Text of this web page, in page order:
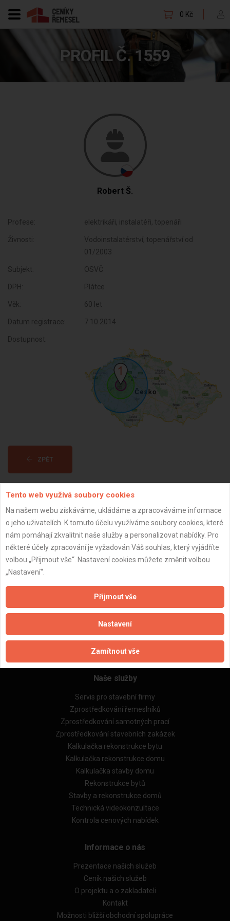
0 Kč
PROFIL Č. 1559
Robert Š.
Profese: elektrikáři, instalatéři, topenáři
Živnosti:
Vodoinstalatérství, topenářství od
01/2003
Subjekt: OSVČ
DPH: Plátce
Věk: 60 let
Datum registrace: 7.10.2014
Dostupnost:
ZPĚT
Aktualizováno z portálu ARES dne 01.12.2025 07:45:02
Důležité informace
Zásady pro používání souborů cookie
Obchodní podmínky (zprostředkování)
Obchodní podmínky (rozpočtování)
Reference
Naše excelové tabulky online
Naše služby
Servis pro stavební firmy
Zprostředkování řemeslníků
Zprostředkování samotných prací
Zprostředkování stavebních zakázek
Kalkulačka rekonstrukce bytu
Kalkulačka rekonstrukce domu
Kalkulačka stavby domu
Rekonstrukce bytů
Stavby a rekonstrukce domů
Technická videokonzultace
Kontrola cenových nabídek
Informace o nás
Prezentace našich služeb
Ceník našich služeb
O projektu a o zakladateli
Kontakt
Možnosti bližší obchodní spolupráce
Tento web využívá soubory cookies
Na našem webu získáváme, ukládáme a zpracováváme informace
o jeho uživatelích. K tomuto účelu využíváme soubory cookies, které
nám pomáhají zkvalitnit naše služby a personalizovat nabídky. Pro
některé účely zpracování je vyžadován Váš souhlas, který vyjádříte
volbou „Přijmout vše“. Nastavení cookies můžete změnit volbou
„Nastavení“.
Přijmout vše
Nastavení
Zamítnout vše